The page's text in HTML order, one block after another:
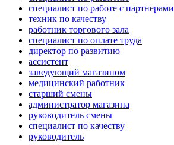
специалист по работе с партнерами
техник по качеству
работник торгового зала
специалист по оплате труда
директор по развитию
ассистент
заведующий магазином
медицинский работник
старший смены
администратор магазина
руководитель смены
специалист по качеству
руководитель